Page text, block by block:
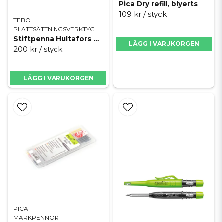
okänsligt för både vatten och damm. De kan skriva direkt på oljiga
metallrör, blöt natursten eller dammiga murblock utan att tappa sin
intensitet. Dessutom tål linjerna att utsättas för mekaniskt slitage,
vilket är en enorm fördel om du använder en våtkakelsåg. Det
strömmande vattnet från sågen riskerar annars att spola bort vanliga
markeringar under kapningen, men med en vattenfast
Så förlänger du livslängden på dina
märkpennor
precis när det behövs som mest. Många användare letar efter tips på
hur man bäst förvarar sina märkpennor för att de ska hålla så länge
som möjligt. Det absolut viktigaste för bläck- och tuschbaserade
pennor är att alltid sätta på locket ordentligt direkt efter användning,
och att välja pennor med en robust bältesclips-kapsling så att du kan
förvara dem säkert i arbetsbyxan utan att tappa bort locket.
För pennor med stift, som djuphålspennor, sitter det ofta en smidig
pennvässare inbyggd direkt i kapslingens topp eller i själva pennan.
Genom att hålla stiftet lagom vasst får du alltid knivskarpa linjer som
TEBO
PLATTSÄTTNINGSVERKTYG
Stiftpenna Hultafors blister
200 kr / styck
LÄGG I VARUKORGEN
Pica Dry refill, blyerts
109 kr / styck
LÄGG I VARUKORGEN
PICA
MÄRKPENNOR